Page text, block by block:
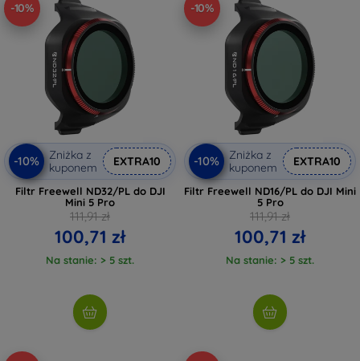
-10%
-10%
Zniżka z
kuponem
EXTRA10
Filtr Freewell ND32/PL do DJI
Mini 5 Pro
111,91 zł
100,71 zł
Na stanie: > 5 szt.
-10%
-10%
Zniżka z
kuponem
EXTRA10
Filtr Freewell ND16/PL do DJI Mini
5 Pro
111,91 zł
100,71 zł
Na stanie: > 5 szt.